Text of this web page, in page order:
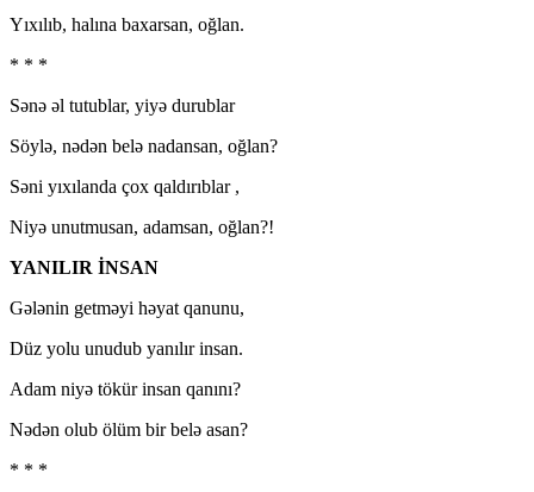
Yıxılıb, halına baxarsan, oğlan.
* * *
Sənə əl tutublar, yiyə durublar
Söylə, nədən belə nadansan, oğlan?
Səni yıxılanda çox qaldırıblar ,
Niyə unutmusan, adamsan, oğlan?!
YANILIR İNSAN
Gələnin getməyi həyat qanunu,
Düz yolu unudub yanılır insan.
Adam niyə tökür insan qanını?
Nədən olub ölüm bir belə asan?
* * *